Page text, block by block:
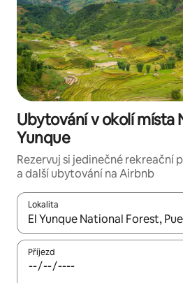
Ubytování v okolí místa
Yunque
Rezervuj si jedinečné rekreační
a další ubytování na Airbnb
Lokalita
Až budou výsledky k dispozici,
Příjezd